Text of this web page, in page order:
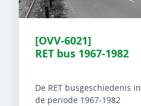
[OVV-6021]
RET bus 1967-1982
De RET busgeschiedenis in
de periode 1967-1982